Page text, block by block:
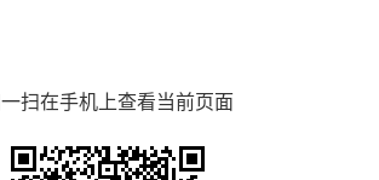
扫在手机上查看当前页面